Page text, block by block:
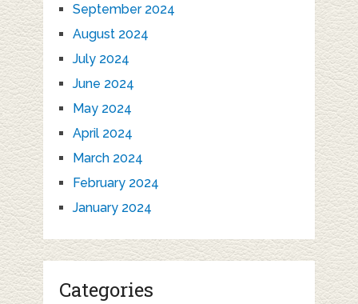
September 2024
August 2024
July 2024
June 2024
May 2024
April 2024
March 2024
February 2024
January 2024
Categories